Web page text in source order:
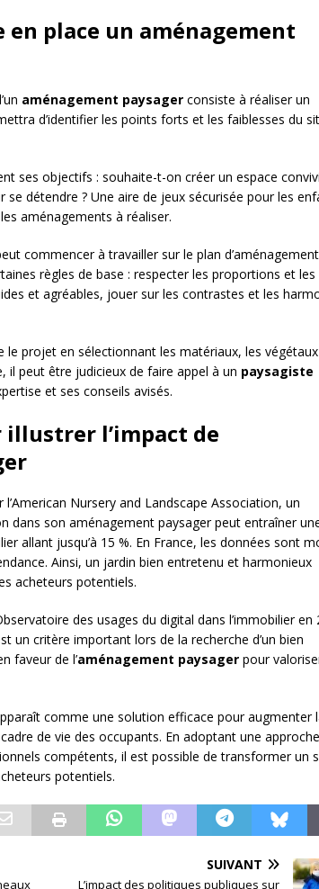
place un aménagement
aménagement paysagerconsiste à réaliser un
d’identifier les points forts et les faiblesses du
ses objectifs : souhaite-t-on créer un espace
détendre ? Une aire de jeux sécurisée pour les
aménagements à réaliser.
commencer à travailler sur le plan d’aménagement
règles de base : respecter les proportions et les
et agréables, jouer sur les contrastes et les
le projet en sélectionnant les matériaux, les
il peut être judicieux de faire appel à un paysagiste
et ses conseils avisés.
l’impact de
Nursery and Landscape Association, un
dans son aménagement paysager peut entraîner
allant jusqu’à 15 %. En France, les données sont
Ainsi, un jardin bien entretenu et harmonieux
acheteurs potentiels.
des usages du digital dans l’immobilier en
un critère important lors de la recherche d’un bien
faveur de l’aménagement paysagerpour
comme une solution efficace pour augmenter
de vie des occupants. En adoptant une approche
compétents, il est possible de transformer un
potentiels.
SUIVANT
L’impact des politiques publiques sur